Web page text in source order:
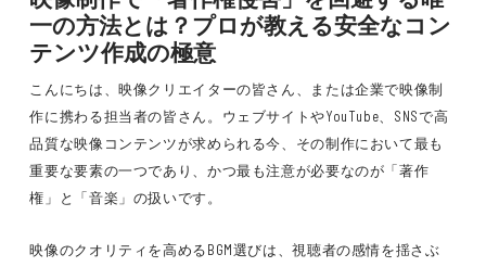
一の方法とは？プロが教える安全なコン
テンツ作成の極意
こんにちは、映像クリエイターの皆さん、または企業で映像制
作に携わる担当者の皆さん。ウェブサイトやYouTube、SNSで高
品質な映像コンテンツが求められる今、その制作において最も
重要な要素の一つであり、かつ最も注意が必要なのが「著作
権」と「音楽」の扱いです。
映像のクオリティを高めるBGM選びは、視聴者の感情を揺さぶ